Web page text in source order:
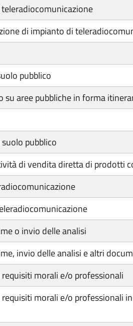
di impianto di
pubblico
aree pubbliche in forma
pubblico
di vendita diretta di prodotti
o invio delle analisi
invio delle analisi e altri
morali e/o professionali
morali e/o professionali